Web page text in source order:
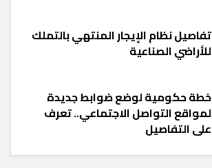
تفاصيل نظام الإيجار المنتهي بالتملك
للأراضي الصناعية
خطة حكومية لوضع ضوابط جديدة
لمواقع التواصل الاجتماعي.. تعرف
على التفاصيل